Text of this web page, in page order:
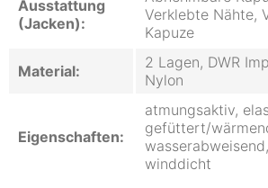
Ausstattung
(Jacken):
Verklebte Nähte,
Kapuze
Material:
2 Lagen, DWR
Nylon
Eigenschaften:
atmungsaktiv,
gefüttert/
winddicht